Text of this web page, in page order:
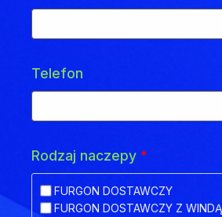
Telefon
Rodzaj naczepy *
FURGON DOSTAWCZY
FURGON DOSTAWCZY Z WINDĄ